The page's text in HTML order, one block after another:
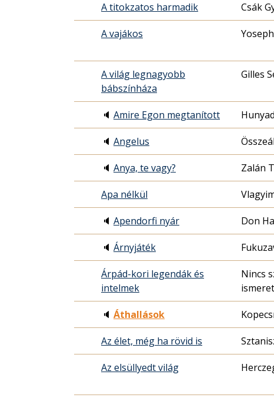
A titokzatos harmadik Csák
A vajákos
A világ legnagyobb
bábszínháza
Gilles
🔈 Amire Egon megtanított
🔈 Angelus
🔈 Anya, te vagy? Zalán
Apa nélkül
🔈 Apendorfi nyár Don
🔈 Árnyjáték
Árpád-kori legendák és
intelmek
Nincs
🔈 Áthallások
Az élet, még ha rövid is
Az elsüllyedt világ